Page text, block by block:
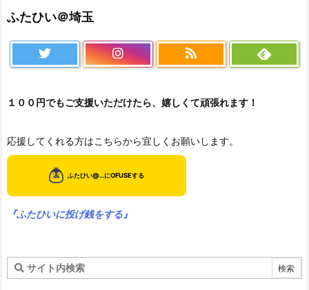
ふたひい＠埼玉
１００円でもご支援いただけたら、嬉しくて頑張れます！
応援してくれる方はこちらから宜しくお願いします。
『ふたひいに投げ銭をする』